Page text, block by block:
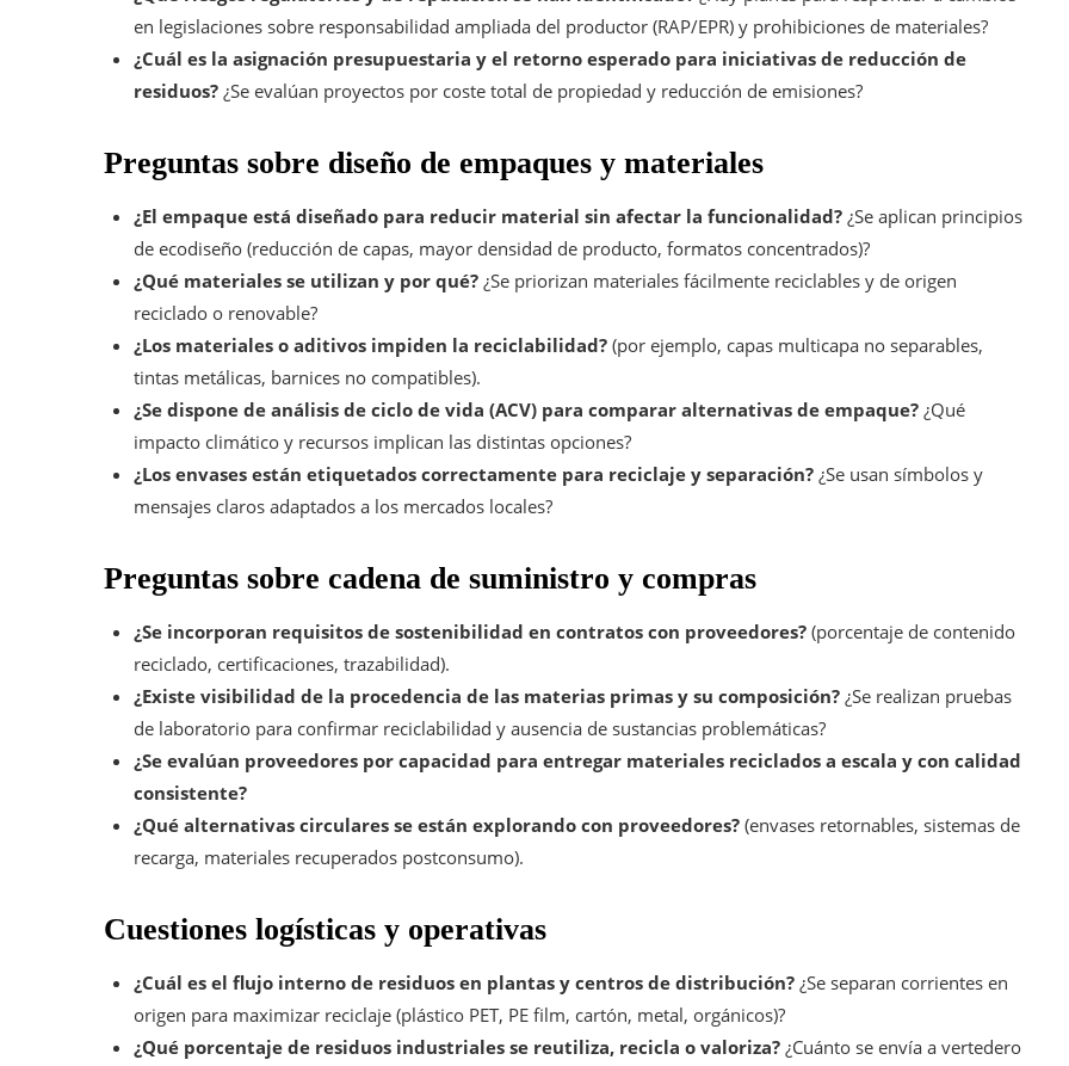
en legislaciones sobre responsabilidad ampliada del productor (RAP/EPR) y prohibiciones de materiales?
¿Cuál es la asignación presupuestaria y el retorno esperado para iniciativas de reducción de
residuos? ¿Se evalúan proyectos por coste total de propiedad y reducción de emisiones?
Preguntas sobre diseño de empaques y materiales
¿El empaque está diseñado para reducir material sin afectar la funcionalidad? ¿Se aplican principios
de ecodiseño (reducción de capas, mayor densidad de producto, formatos concentrados)?
¿Qué materiales se utilizan y por qué? ¿Se priorizan materiales fácilmente reciclables y de origen
reciclado o renovable?
¿Los materiales o aditivos impiden la reciclabilidad? (por ejemplo, capas multicapa no separables,
tintas metálicas, barnices no compatibles).
¿Se dispone de análisis de ciclo de vida (ACV) para comparar alternativas de empaque? ¿Qué
impacto climático y recursos implican las distintas opciones?
¿Los envases están etiquetados correctamente para reciclaje y separación? ¿Se usan símbolos y
mensajes claros adaptados a los mercados locales?
Preguntas sobre cadena de suministro y compras
¿Se incorporan requisitos de sostenibilidad en contratos con proveedores? (porcentaje de contenido
reciclado, certificaciones, trazabilidad).
¿Existe visibilidad de la procedencia de las materias primas y su composición? ¿Se realizan pruebas
de laboratorio para confirmar reciclabilidad y ausencia de sustancias problemáticas?
¿Se evalúan proveedores por capacidad para entregar materiales reciclados a escala y con calidad
consistente?
¿Qué alternativas circulares se están explorando con proveedores? (envases retornables, sistemas de
recarga, materiales recuperados postconsumo).
Cuestiones logísticas y operativas
¿Cuál es el flujo interno de residuos en plantas y centros de distribución? ¿Se separan corrientes en
origen para maximizar reciclaje (plástico PET, PE film, cartón, metal, orgánicos)?
¿Qué porcentaje de residuos industriales se reutiliza, recicla o valoriza? ¿Cuánto se envía a vertedero